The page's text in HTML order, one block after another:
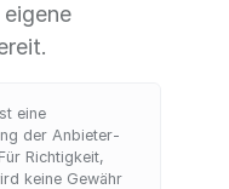
eine
der Anbieter-
Richtigkeit,
keine Gewähr